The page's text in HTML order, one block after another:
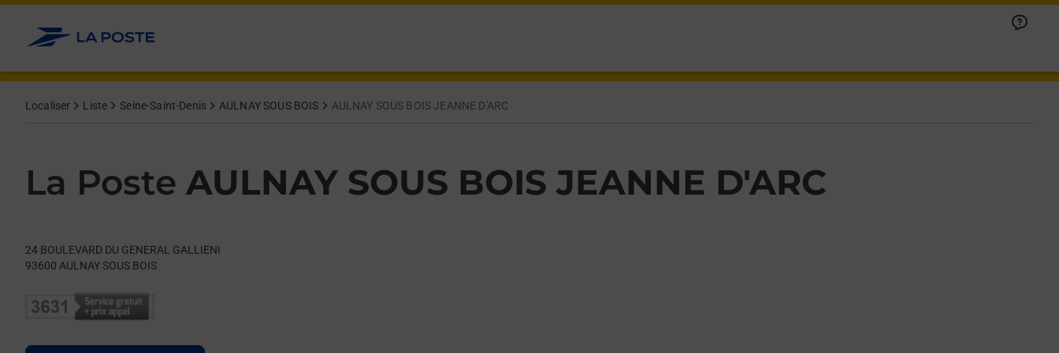
Allez au contenu
Localiser Liste Seine-Saint-Denis AULNAY SOUS BOIS AULNAY SOUS BOIS JEANNE D'ARC
La Poste AULNAY SOUS BOIS JEANNE D'ARC
24 BOULEVARD DU GENERAL GALLIENI
93600 AULNAY SOUS BOIS
Day of the WeekHours
Get directions to La Poste at 24 BOULEVARD DU GENERAL GALLIENI AULNAY SOUS BOIS,
lien s'ouvre dans un nouvel onglet